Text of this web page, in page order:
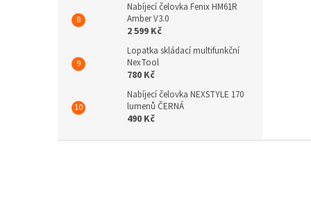
Nabíjecí čelovka Fenix HM61R
Amber V3.0
2 599 Kč
Lopatka skládací multifunkční
NexTool
780 Kč
Nabíjecí čelovka NEXSTYLE 170
lumenů ČERNÁ
490 Kč